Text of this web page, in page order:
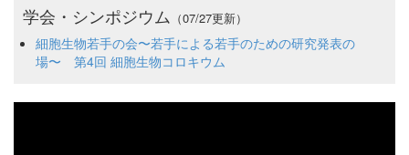
学会・シンポジウム （07/27更新）
細胞生物若手の会〜若手による若手のための研究発表の
場〜 第4回 細胞生物コロキウム